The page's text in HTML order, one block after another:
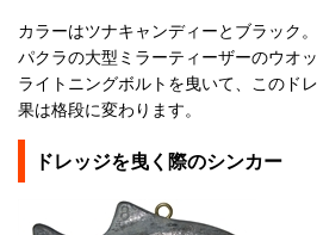
カラーはツナキャンディーとブラック。
パクラの大型ミラーティーザーのウオ
ライトニングボルトを曳いて、このド
果は格段に変わります。
ドレッジを曳く際のシンカー